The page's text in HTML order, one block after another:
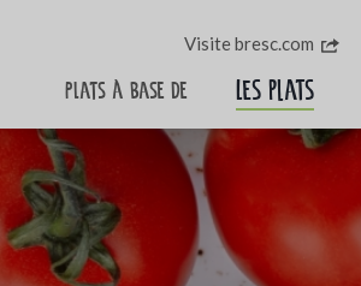
Visite bresc.com
Plats à base de Les plats